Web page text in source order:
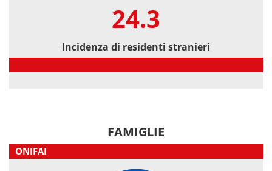
24.3
Incidenza di residenti stranieri
FAMIGLIE
ONIFAI